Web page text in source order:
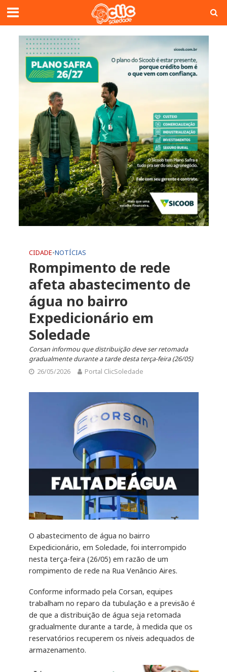
CIDADE•NOTÍCIAS
Rompimento de rede
afeta abastecimento de
água no bairro
Expedicionário em
Soledade
Corsan informou que distribuição deve ser retomada
gradualmente durante a tarde desta terça-feira (26/05)
26/05/2026
Portal ClicSoledade
O abastecimento de água no bairro
Expedicionário, em Soledade, foi interrompido
nesta terça-feira (26/05) em razão de um
rompimento de rede na Rua Venâncio Aires.
Conforme informado pela Corsan, equipes
trabalham no reparo da tubulação e a previsão é
de que a distribuição de água seja retomada
gradualmente durante a tarde, à medida que os
reservatórios recuperem os níveis adequados de
armazenamento.